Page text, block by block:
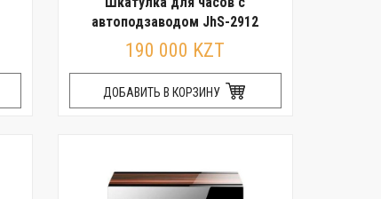
автоподзаводом JhS-2912
190 000 KZT
ДОБАВИТЬ В КОРЗИНУ